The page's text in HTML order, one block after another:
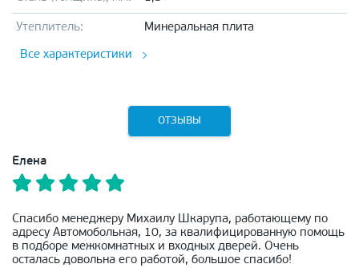
Утеплитель: Минеральная плита
Все характеристики
ОТЗЫВЫ
Елена
Спасибо менеджеру Михаилу Шкарупа, работающему по
адресу Автомобольная, 10, за квалифицированную помощь
в подборе межкомнатных и входных дверей. Очень
осталась довольна его работой, большое спасибо!